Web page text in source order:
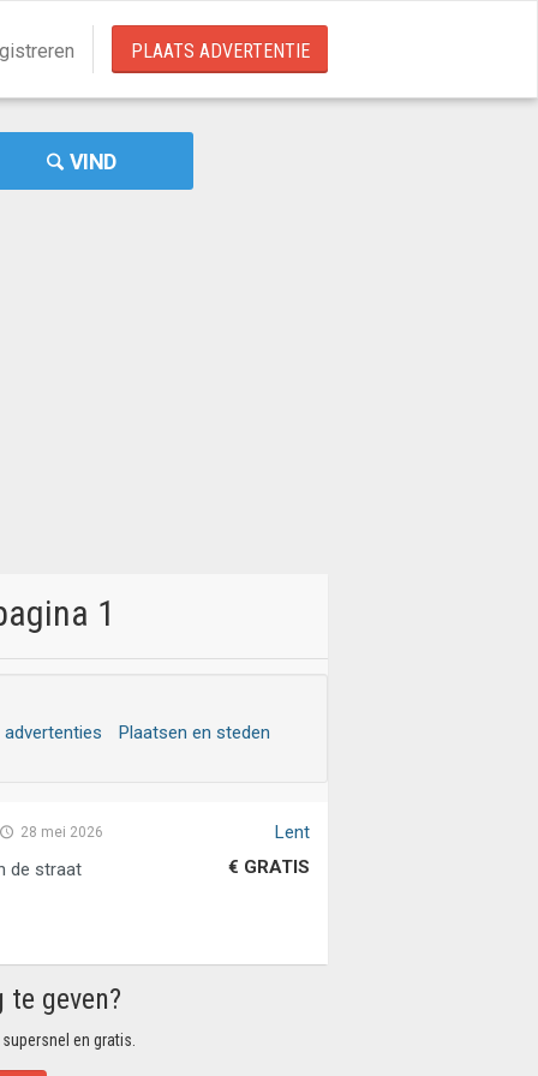
PLAATS ADVERTENTIE
VIND
1
advertenties Plaatsen en steden
28 mei 2026
de straat
Lent
€ GRATIS
geven?
en gratis.